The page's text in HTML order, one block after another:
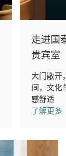
走进国
贵宾室
大门敞开
间，文化
感舒适
了解更多